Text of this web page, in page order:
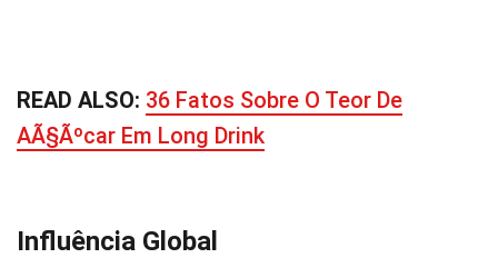
READ ALSO: 36 Fatos Sobre O Teor De
AÃ§Ãºcar Em Long Drink
Influência Global